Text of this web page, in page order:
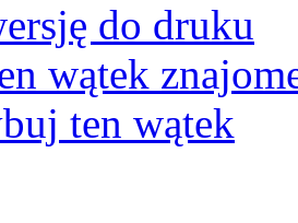
do druku
wątek
ten wątek